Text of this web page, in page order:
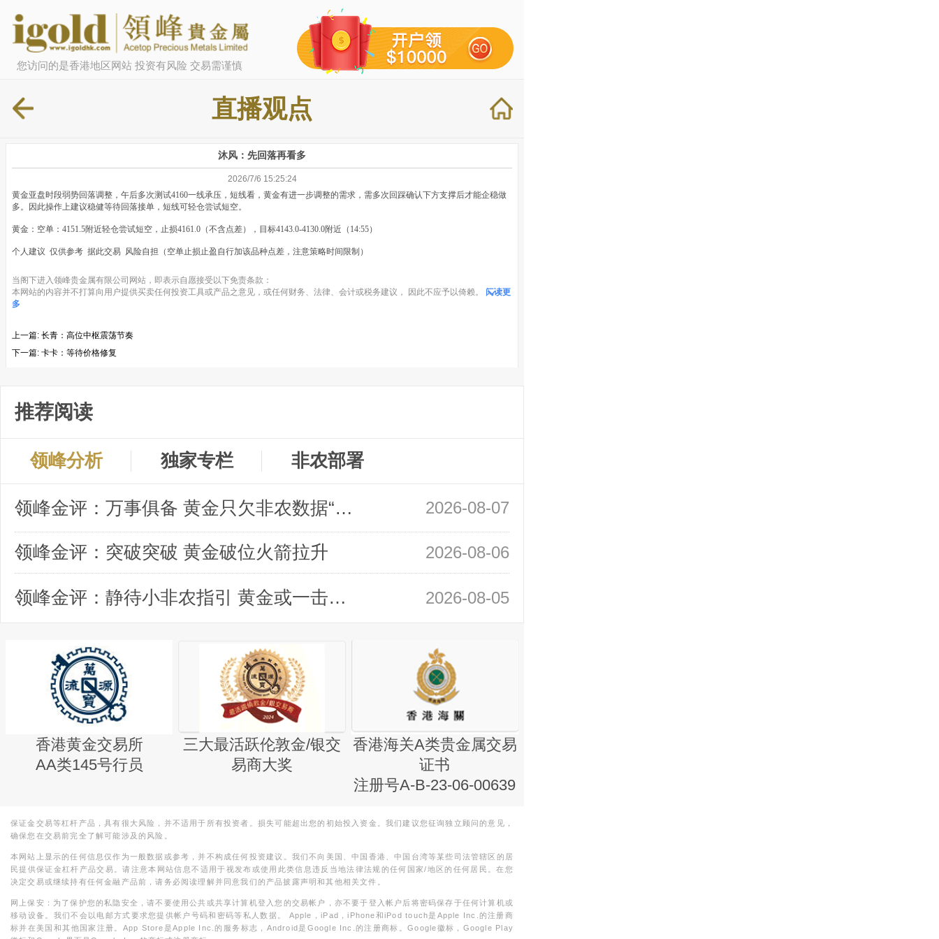
您访问的是香港地区网站 投资有风险 交易需谨慎
直播观点
沐风：先回落再看多
2026/7/6 15:25:24
黄金亚盘时段弱势回落调整，午后多次测试4160一线承压，短线看，黄金有进一步调整的需求，需多次回踩确认下方支撑后才能企稳做
多。因此操作上建议稳健等待回落接单，短线可轻仓尝试短空。
黄金：空单：4151.5附近轻仓尝试短空，止损4161.0（不含点差），目标4143.0-4130.0附近（14:55）
个人建议 仅供参考 据此交易 风险自担（空单止损止盈自行加该品种点差，注意策略时间限制）
当阁下进入领峰贵金属有限公司网站，即表示自愿接受以下免责条款：
本网站的内容并不打算向用户提供买卖任何投资工具或产品之意见，或任何财务、法律、会计或税务建议， 因此不应予以倚赖。
阅读更
多
上一篇: 长青：高位中枢震荡节奏
下一篇: 卡卡：等待价格修复
推荐阅读
领峰分析 独家专栏 非农部署
领峰金评：万事俱备 黄金只欠非农数据“东风” 2026-08-07
领峰金评：突破突破 黄金破位火箭拉升 2026-08-06
领峰金评：静待小非农指引 黄金或一击破局 2026-08-05
香港黄金交易所
AA类145号行员
三大最活跃伦敦金/银交
易商大奖
香港海关A类贵金属交易
证书
注册号A-B-23-06-00639
保证金交易等杠杆产品，具有很大风险，并不适用于所有投资者。损失可能超出您的初始投入资金。我们建议您征询独立顾问的意见，
确保您在交易前完全了解可能涉及的风险。
本网站上显示的任何信息仅作为一般数据或参考，并不构成任何投资建议。我们不向美国、中国香港、中国台湾等某些司法管辖区的居
民提供保证金杠杆产品交易。请注意本网站信息不适用于视发布或使用此类信息违反当地法律法规的任何国家/地区的任何居民。在您
决定交易或继续持有任何金融产品前，请务必阅读理解并同意我们的产品披露声明和其他相关文件。
网上保安：为了保护您的私隐安全，请不要使用公共或共享计算机登入您的交易帐户，亦不要于登入帐户后将密码保存于任何计算机或
移动设备。我们不会以电邮方式要求您提供帐户号码和密码等私人数据。 Apple，iPad，iPhone和iPod touch是Apple Inc.的注册商
标并在美国和其他国家注册。App Store是Apple Inc.的服务标志，Android是Google Inc.的注册商标。Google徽标，Google Play